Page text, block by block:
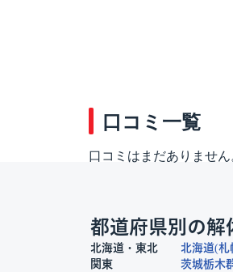
口コミ一覧
口コミはまだありません
都道府県別の解
北海道・東北 北海道 札
関東
茨城栃木